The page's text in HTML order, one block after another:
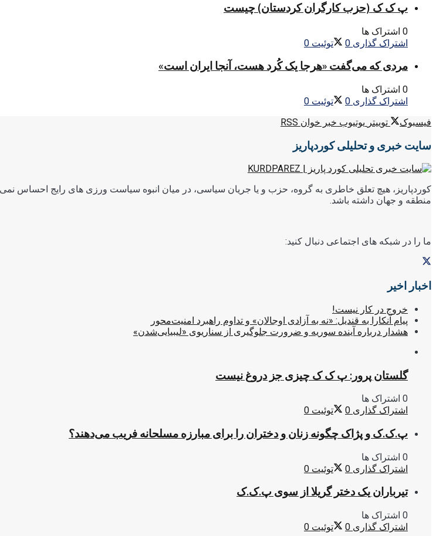
پ ک ک (حزب کارگران کردستان) چیست
0 اشتراک ها
اشتراک گذاری 0 توئیت 0
مردی که می‌گفت «هرجا یک کُرد هست، آنجا ایران است»
0 اشتراک ها
اشتراک گذاری 0 توئیت 0
فیسبوک
توییتر یوتیوب خبر خوان RSS
سایت خبری و تحلیلی کوردپاریز
کوردپاریز، هیچ تعلق خاطری به گروه، حزب و یا جریان سیاسی، در میان انبوه سیاست ورزی های رایج احساس نمی
منطقه و جهان داشته باشد.
ما را در شبکه های اجتماعی دنبال کنید:
اخبار اخیر
خروج در کار نیست!
پیام آنکارا به قندیل: «نه به آزادی اوجالان» و تداوم راهبرد امنیت‌محور
هشدار درباره آینده سوریه و ضرورت جلوگیری از سناریوی «لیبیایی‌شدن»
گلستان پرور: پ ک ک چیزی جز دروغ نیست
0 اشتراک ها
اشتراک گذاری 0 توئیت 0
پ.ک.ک و پژاک چگونه زنان و دختران را برای مبارزه مسلحانه فریب می‌دهند؟
0 اشتراک ها
اشتراک گذاری 0 توئیت 0
تیرباران یک دختر گریلا از سوی پ.ک.ک
0 اشتراک ها
اشتراک گذاری 0 توئیت 0